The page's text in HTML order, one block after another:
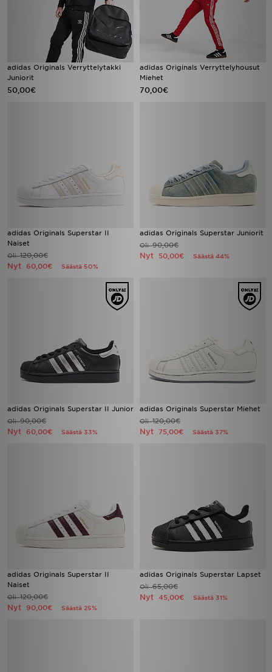
adidas Originals Verryttelytakki
Juniorit
50,00€
adidas Originals Verryttelyhousut
Miehet
70,00€
adidas Originals Superstar II
Naiset
Oli120,00€
Nyt 60,00€ Säästä 50%
adidas Originals Superstar Juniorit
Oli90,00€
Nyt 50,00€ Säästä 44%
adidas Originals Superstar II Junior
Oli90,00€
Nyt 60,00€ Säästä 33%
adidas Originals Superstar Miehet
Oli120,00€
Nyt 75,00€ Säästä 37%
adidas Originals Superstar II
Naiset
Oli120,00€
Nyt 90,00€ Säästä 25%
adidas Originals Superstar Lapset
Oli65,00€
Nyt 45,00€ Säästä 31%